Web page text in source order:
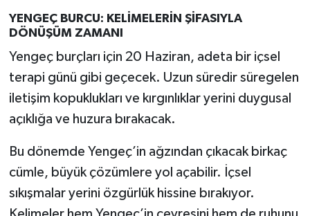
YENGEÇ BURCU: KELİMELERİN ŞİFASIYLA
DÖNÜŞÜM ZAMANI
Yengeç burçları için 20 Haziran, adeta bir içsel
terapi günü gibi geçecek. Uzun süredir süregelen
iletişim kopuklukları ve kırgınlıklar yerini duygusal
açıklığa ve huzura bırakacak.
Bu dönemde Yengeç’in ağzından çıkacak birkaç
cümle, büyük çözümlere yol açabilir. İçsel
sıkışmalar yerini özgürlük hissine bırakıyor.